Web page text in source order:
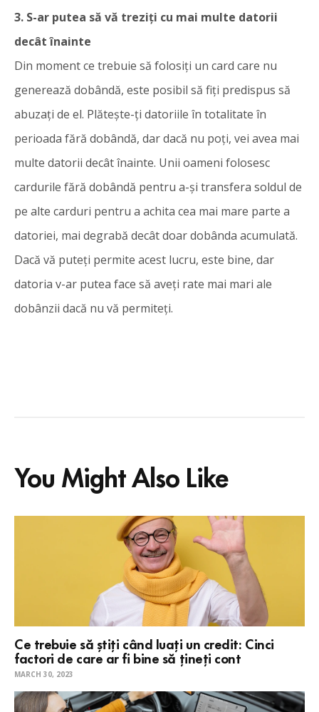
3. S-ar putea să vă treziți cu mai multe datorii
decât înainte
Din moment ce trebuie să folosiți un card care nu
generează dobândă, este posibil să fiți predispus să
abuzați de el. Plătește-ți datoriile în totalitate în
perioada fără dobândă, dar dacă nu poți, vei avea mai
multe datorii decât înainte. Unii oameni folosesc
cardurile fără dobândă pentru a-și transfera soldul de
pe alte carduri pentru a achita cea mai mare parte a
datoriei, mai degrabă decât doar dobânda acumulată.
Dacă vă puteți permite acest lucru, este bine, dar
datoria v-ar putea face să aveți rate mai mari ale
dobânzii dacă nu vă permiteți.
You Might Also Like
Ce trebuie să știți când luați un credit: Cinci
factori de care ar fi bine să țineți cont
MARCH 30, 2023